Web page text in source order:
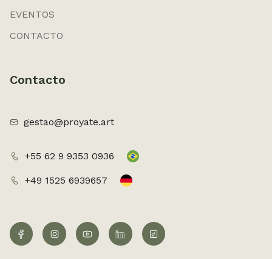
EVENTOS
CONTACTO
Contacto
gestao@proyate.art
+55 62 9 9353 0936
+49 1525 6939657